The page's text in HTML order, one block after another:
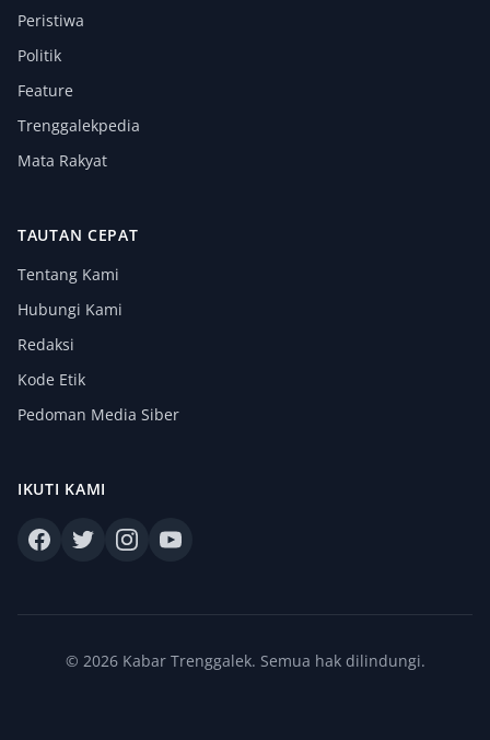
Peristiwa
Politik
Feature
Trenggalekpedia
Mata Rakyat
TAUTAN CEPAT
Tentang Kami
Hubungi Kami
Redaksi
Kode Etik
Pedoman Media Siber
IKUTI KAMI
© 2026 Kabar Trenggalek. Semua hak dilindungi.